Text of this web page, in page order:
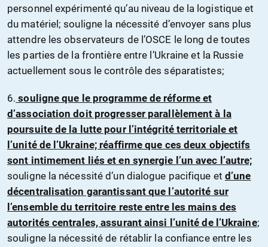
personnel expérimenté qu’au niveau de la logistique et
du matériel; souligne la nécessité d’envoyer sans plus
attendre les observateurs de l’OSCE le long de toutes
les parties de la frontière entre l’Ukraine et la Russie
actuellement sous le contrôle des séparatistes;
6. souligne que le programme de réforme et
d’association doit progresser parallèlement à la
poursuite de la lutte pour l’intégrité territoriale et
l’unité de l’Ukraine; réaffirme que ces deux objectifs
sont intimement liés et en synergie l’un avec l’autre;
souligne la nécessité d’un dialogue pacifique et d’une
décentralisation garantissant que l’autorité sur
l’ensemble du territoire reste entre les mains des
autorités centrales, assurant ainsi l’unité de l’Ukraine;
souligne la nécessité de rétablir la confiance entre les